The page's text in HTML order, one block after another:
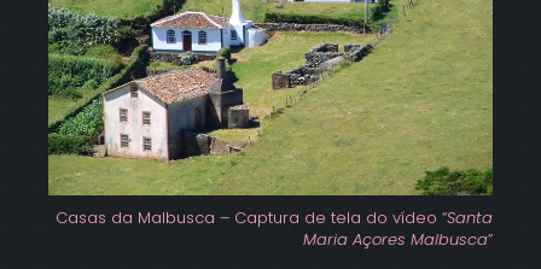
Casas da Malbusca – Captura de tela do vídeo “Santa
Maria Açores Malbusca”